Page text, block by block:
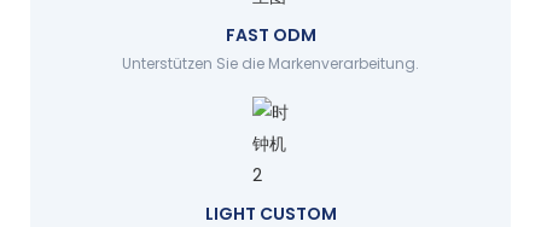
FAST ODM
Unterstützen Sie die Markenverarbeitung.
LIGHT CUSTOM